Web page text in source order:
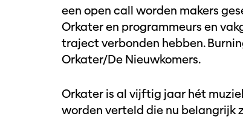
een open call worden makers
Orkater en programmeurs en
traject verbonden hebben.
Orkater/De Nieuwkomers.
Orkater is al vijftig jaar hét
worden verteld die nu belangrijk